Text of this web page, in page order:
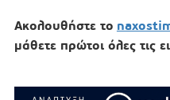
Ακολουθήστε το
μάθετε πρώτοι όλες τις